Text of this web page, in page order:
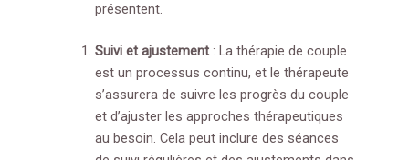
présentent.
Suivi et ajustement: La thérapie de couple
est un processus continu, et le thérapeute
s’assurera de suivre les progrès du couple
et d’ajuster les approches thérapeutiques
au besoin. Cela peut inclure des séances